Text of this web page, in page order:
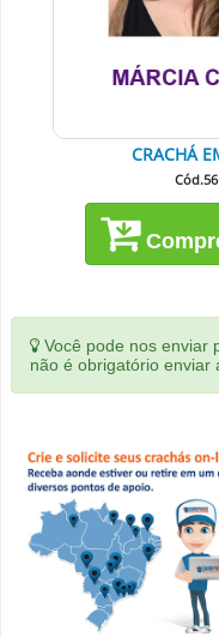
CRACHÁ
Cód.56
Você pode nos enviar
não é obrigatório enviar